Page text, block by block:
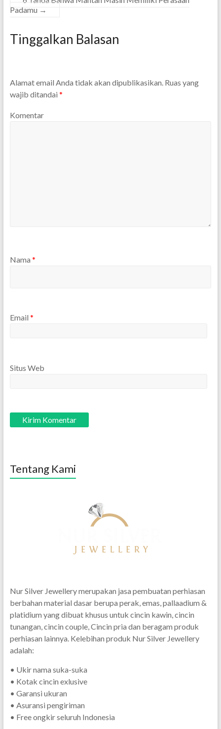
Padamu →
Tinggalkan Balasan
Alamat email Anda tidak akan dipublikasikan.Ruas yang
wajib ditandai *
Komentar
Nama *
Email *
Situs Web
Tentang Kami
Nur Silver Jewellery merupakan jasa pembuatan perhiasan
berbahan material dasar berupa perak, emas, pallaadium &
platidium yang dibuat khusus untuk cincin kawin, cincin
tunangan, cincin couple, Cincin pria dan beragam produk
perhiasan lainnya. Kelebihan produk Nur Silver Jewellery
adalah:
• Ukir nama suka-suka
• Kotak cincin exlusive
• Garansi ukuran
• Asuransi pengiriman
• Free ongkir seluruh Indonesia